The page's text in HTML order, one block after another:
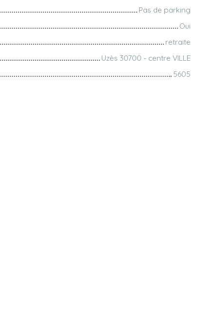
Pas de parking
Oui
retraite
Uzès 30700 - centre VILLE
5605